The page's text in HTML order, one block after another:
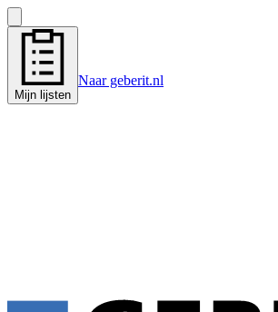
Mijn lijsten
Naar geberit.nl